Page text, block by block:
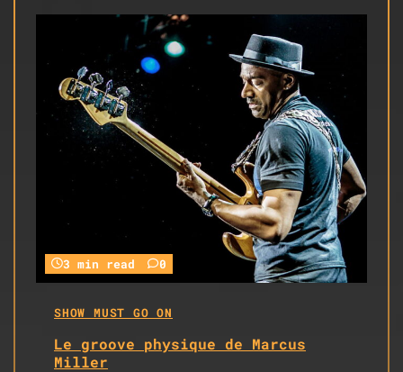
3 min read 0
SHOW MUST GO ON
Le groove physique de Marcus
Miller